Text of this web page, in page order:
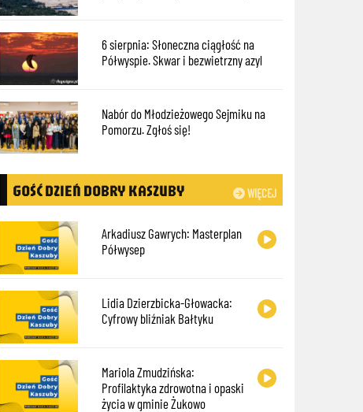
6 sierpnia: Słoneczna ciągłość na
Półwyspie. Skwar i bezwietrzny azyl
Nabór do Młodzieżowego Sejmiku na
Pomorzu. Zgłoś się!
WIĘCEJ
GOŚĆ DZIEŃ DOBRY KASZUBY
Arkadiusz Gawrych: Masterplan
Półwysep
Lidia Dzierzbicka-Głowacka:
Cyfrowy bliźniak Bałtyku
Mariola Zmudzińska:
Profilaktyka zdrowotna i opaski
życia w gminie Żukowo